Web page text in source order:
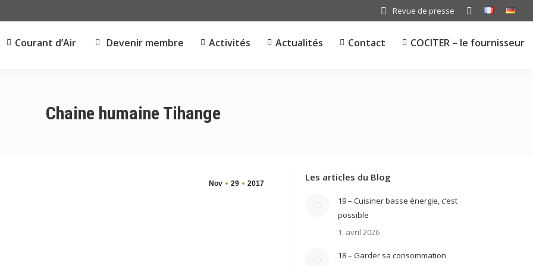
Revue de presse Search:
Courant d’Air Devenir membre Activités Actualités Contact COCITER – le fournisseur
Chaine humaine Tihange
Nov 29 2017
Les articles du Blog
19 – Cuisiner basse énergie, c’est
possible
1. avril 2026
18 – Garder sa consommation